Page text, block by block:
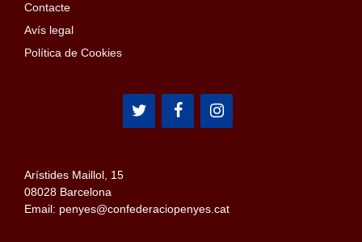
Contacte
Avís legal
Política de Cookies
Arístides Maillol, 15
08028 Barcelona
Email: penyes@confederaciopenyes.cat